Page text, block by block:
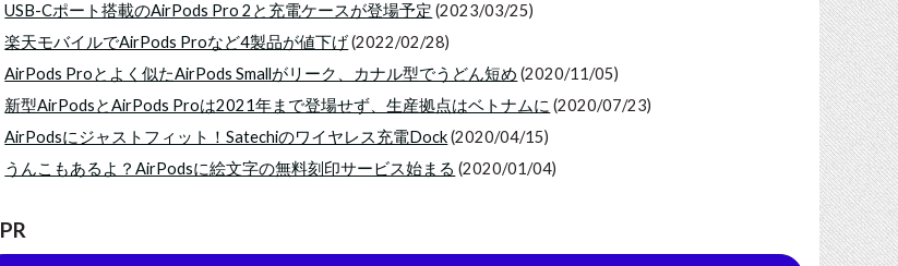
USB-Cポート搭載のAirPods Pro 2と充電ケースが登場予定 (2023/03/25)
楽天モバイルでAirPods Proなど4製品が値下げ(2022/02/28)
AirPods Proとよく似たAirPods Smallがリーク、カナル型でうどん短め (2020/11/05)
新型AirPodsとAirPods Proは2021年まで登場せず、生産拠点はベトナムに (2020/07/23)
AirPodsにジャストフィット！Satechiのワイヤレス充電Dock(2020/04/15)
うんこもあるよ？AirPodsに絵文字の無料刻印サービス始まる (2020/01/04)
PR